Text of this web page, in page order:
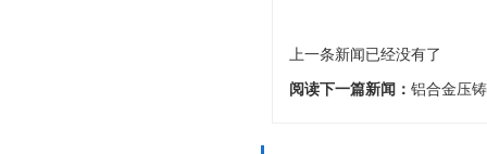
上一条新闻已经没有了
阅读下一篇新闻： 铝合金压